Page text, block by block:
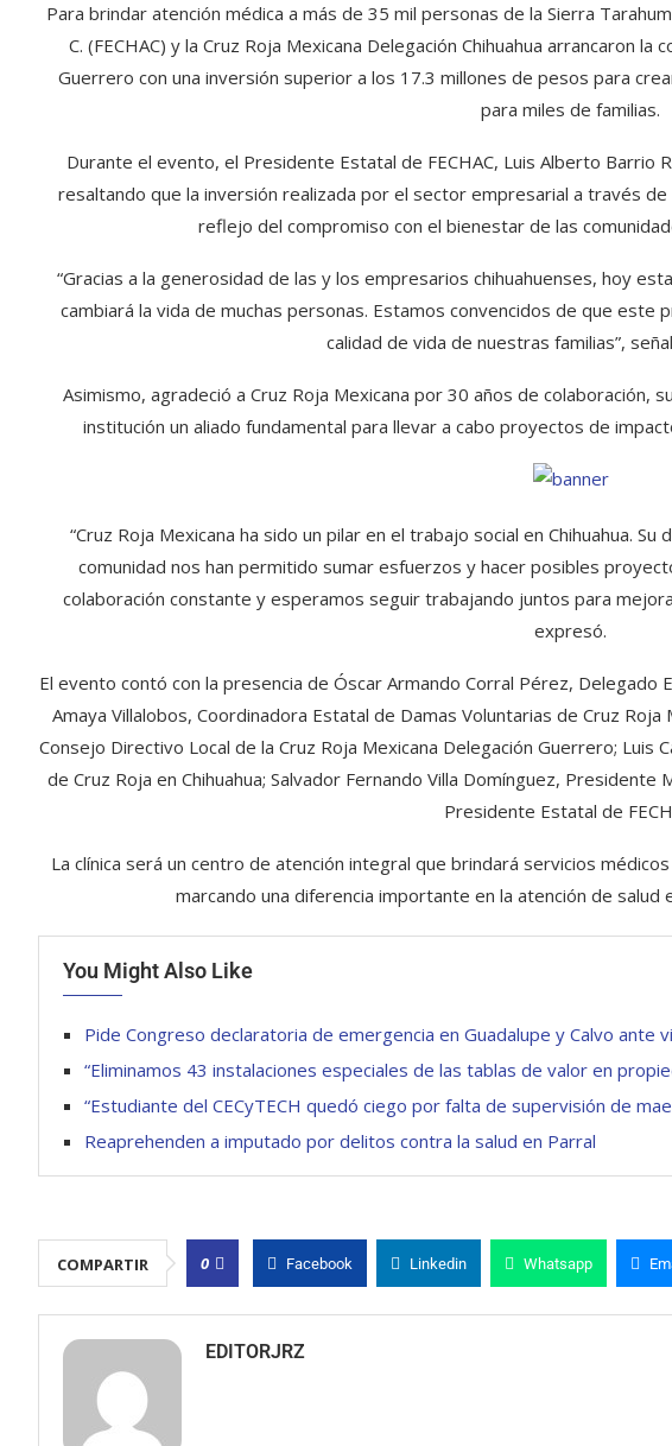
Para brindar atención médica a más de 35 mil personas de la Sierra
C. (FECHAC) y la Cruz Roja Mexicana Delegación Chihuahua arrancaron
Guerrero con una inversión superior a los 17.3 millones de pesos para
para miles de familias.
Durante el evento, el Presidente Estatal de FECHAC, Luis Alberto
resaltando que la inversión realizada por el sector empresarial a través de
reflejo del compromiso con el bienestar de las
“Gracias a la generosidad de las y los empresarios chihuahuenses, hoy
cambiará la vida de muchas personas. Estamos convencidos de que
calidad de vida de nuestras familias”,
Asimismo, agradeció a Cruz Roja Mexicana por 30 años de colaboración,
institución un aliado fundamental para llevar a cabo proyectos de
“Cruz Roja Mexicana ha sido un pilar en el trabajo social en Chihuahua.
comunidad nos han permitido sumar esfuerzos y hacer posibles
colaboración constante y esperamos seguir trabajando juntos para
expresó.
El evento contó con la presencia de Óscar Armando Corral Pérez, Delegado
Amaya Villalobos, Coordinadora Estatal de Damas Voluntarias de Cruz
Consejo Directivo Local de la Cruz Roja Mexicana Delegación Guerrero; Luis
de Cruz Roja en Chihuahua; Salvador Fernando Villa Domínguez,
Presidente Estatal de
La clínica será un centro de atención integral que brindará servicios
marcando una diferencia importante en la atención de salud
You Might Also Like
Pide Congreso declaratoria de emergencia en Guadalupe y Calvo ante
“Eliminamos 43 instalaciones especiales de las tablas de valor en
“Estudiante del CECyTECH quedó ciego por falta de supervisión de
Reaprehenden a imputado por delitos contra la salud en Parral
COMPARTIR 0 Facebook Linkedin Whatsapp
EDITORJRZ